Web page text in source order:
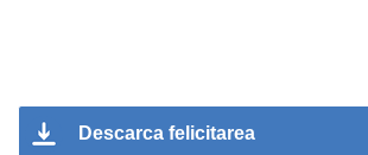
Descarca felicitarea